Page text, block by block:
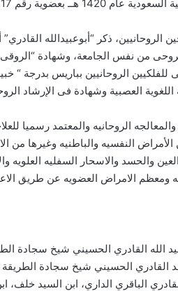
هــ بعضوية رقم 217
الروحانيين، ذكر “أبوعبيدالله
من نفس الجامعة، وشهادة
للفلكيين الروحانيين بباريس بدرجة “
اللغوية العصبية وشهادة فى الإرشاد
الروحانيه والمعتمد رسميا
النفسيه والباطنيه وغيرها
والحسد والاسحار السفليه العلويه
ومعظم الامراض العضويه عن طريق
الله القادري الحسيني شيخ سجادة
القادري الحسيني شيخ سجادة الطريقة
الباقري الداري، ابن السيد خلف،